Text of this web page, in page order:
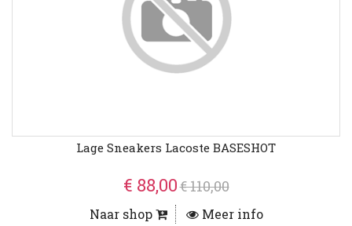
Lage Sneakers Lacoste BASESHOT
€ 88,00€ 110,00
Naar shop Meer info